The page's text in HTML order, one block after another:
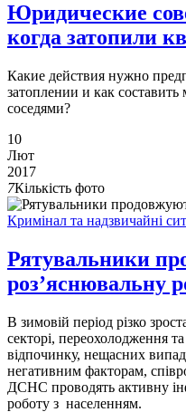
Юридические
когда затопили
Какие действия нужно
затоплении и как
соседями?
10
Лют
2017
7Кількість фото
Кримінал та надзвичайні
Рятувальники
роз’яснювальну
В зимовій період різко
секторі, переохолодження
відпочинку, нещасних
негативним факторам,
ДСНС проводять активну
роботу з населенням.